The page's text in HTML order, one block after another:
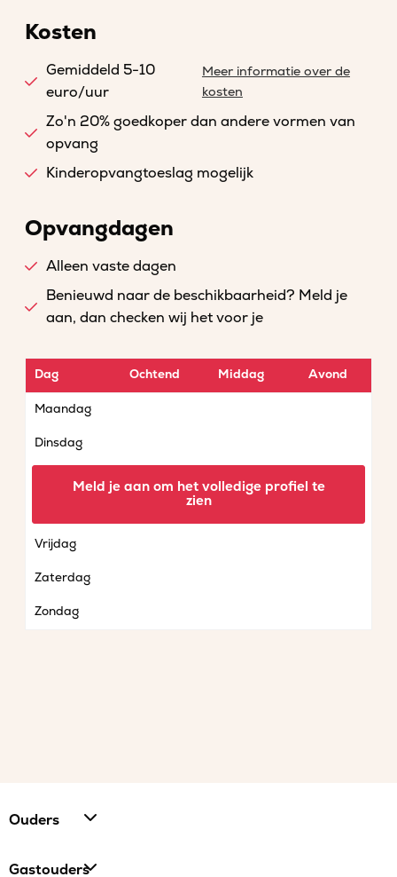
Kosten
Gemiddeld 5-10
euro/uur
Meer informatie over de
kosten
Zo'n 20% goedkoper dan andere vormen van
opvang
Kinderopvangtoeslag mogelijk
Opvangdagen
Alleen vaste dagen
Benieuwd naar de beschikbaarheid? Meld je
aan, dan checken wij het voor je
Dag Ochtend Middag Avond
Maandag
Dinsdag
Vrijdag
Zaterdag
Zondag
Meld je aan om het volledige profiel te
zien
Ouders
Gastouders